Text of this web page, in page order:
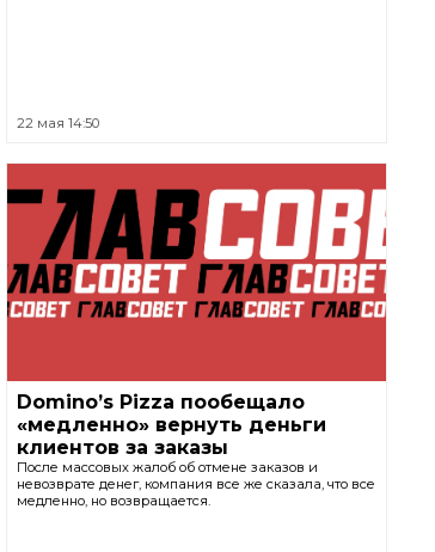
22 мая 14:50
Domino’s Pizza пообещало
«медленно» вернуть деньги
клиентов за заказы
После массовых жалоб об отмене заказов и
невозврате денег, компания все же сказала, что все
медленно, но возвращается.